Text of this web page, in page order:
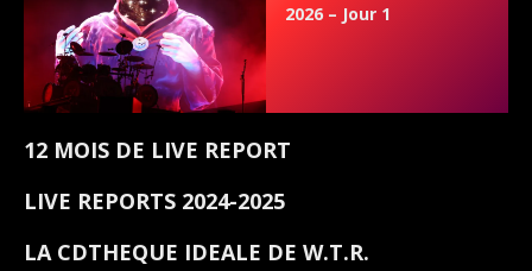
2026 – Jour 1
12 MOIS DE LIVE REPORT
LIVE REPORTS 2024-2025
LA CDTHEQUE IDEALE DE W.T.R.